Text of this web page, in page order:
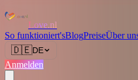
Love.nl
So funktioniert'sBlogPreiseÜber
🇩🇪DE
Anmelden